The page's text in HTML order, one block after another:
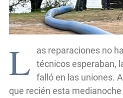
L
as reparaciones no
técnicos esperaban,
falló en las uniones.
que recién esta